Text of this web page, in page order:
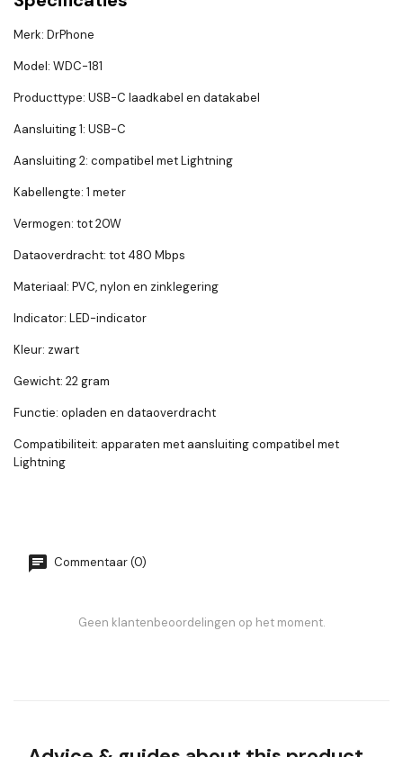
Merk: DrPhone
Model: WDC-181
Producttype: USB-C laadkabel en datakabel
Aansluiting 1: USB-C
Aansluiting 2: compatibel met Lightning
Kabellengte: 1 meter
Vermogen: tot 20W
Dataoverdracht: tot 480 Mbps
Materiaal: PVC, nylon en zinklegering
Indicator: LED-indicator
Kleur: zwart
Gewicht: 22 gram
Functie: opladen en dataoverdracht
Compatibiliteit: apparaten met aansluiting compatibel met
Lightning
Commentaar (0)
Geen klantenbeoordelingen op het moment.